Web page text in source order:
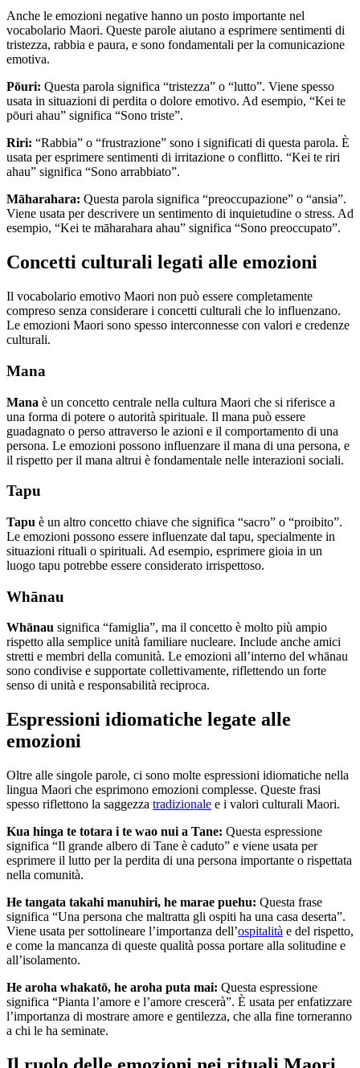
Anche le emozioni negative hanno un posto importante nel
vocabolario Maori. Queste parole aiutano a esprimere sentimenti di
tristezza, rabbia e paura, e sono fondamentali per la comunicazione
emotiva.
Pōuri: Questa parola significa “tristezza” o “lutto”. Viene spesso
usata in situazioni di perdita o dolore emotivo. Ad esempio, “Kei te
pōuri ahau” significa “Sono triste”.
Riri: “Rabbia” o “frustrazione” sono i significati di questa parola. È
usata per esprimere sentimenti di irritazione o conflitto. “Kei te riri
ahau” significa “Sono arrabbiato”.
Māharahara: Questa parola significa “preoccupazione” o “ansia”.
Viene usata per descrivere un sentimento di inquietudine o stress. Ad
esempio, “Kei te māharahara ahau” significa “Sono preoccupato”.
Concetti culturali legati alle emozioni
Il vocabolario emotivo Maori non può essere completamente
compreso senza considerare i concetti culturali che lo influenzano.
Le emozioni Maori sono spesso interconnesse con valori e credenze
culturali.
Mana
Mana è un concetto centrale nella cultura Maori che si riferisce a
una forma di potere o autorità spirituale. Il mana può essere
guadagnato o perso attraverso le azioni e il comportamento di una
persona. Le emozioni possono influenzare il mana di una persona, e
il rispetto per il mana altrui è fondamentale nelle interazioni sociali.
Tapu
Tapu è un altro concetto chiave che significa “sacro” o “proibito”.
Le emozioni possono essere influenzate dal tapu, specialmente in
situazioni rituali o spirituali. Ad esempio, esprimere gioia in un
luogo tapu potrebbe essere considerato irrispettoso.
Whānau
Whānau significa “famiglia”, ma il concetto è molto più ampio
rispetto alla semplice unità familiare nucleare. Include anche amici
stretti e membri della comunità. Le emozioni all’interno del whānau
sono condivise e supportate collettivamente, riflettendo un forte
senso di unità e responsabilità reciproca.
Espressioni idiomatiche legate alle
emozioni
Oltre alle singole parole, ci sono molte espressioni idiomatiche nella
lingua Maori che esprimono emozioni complesse. Queste frasi
spesso riflettono la saggezza tradizionale e i valori culturali Maori.
Kua hinga te totara i te wao nui a Tane: Questa espressione
significa “Il grande albero di Tane è caduto” e viene usata per
esprimere il lutto per la perdita di una persona importante o rispettata
nella comunità.
He tangata takahi manuhiri, he marae puehu: Questa frase
significa “Una persona che maltratta gli ospiti ha una casa deserta”.
Viene usata per sottolineare l’importanza dell’ospitalità e del rispetto,
e come la mancanza di queste qualità possa portare alla solitudine e
all’isolamento.
He aroha whakatō, he aroha puta mai: Questa espressione
significa “Pianta l’amore e l’amore crescerà”. È usata per enfatizzare
l’importanza di mostrare amore e gentilezza, che alla fine torneranno
a chi le ha seminate.